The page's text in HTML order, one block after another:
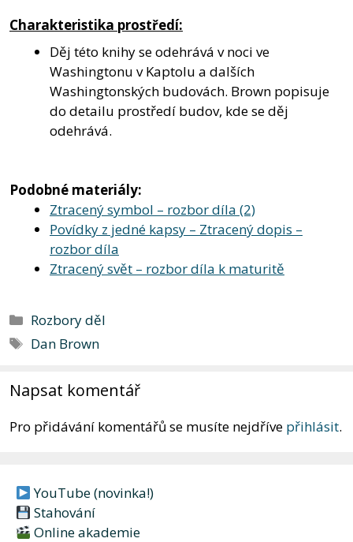
Charakteristika prostředí:
Děj této knihy se odehrává v noci ve
Washingtonu v Kaptolu a dalších
Washingtonských budovách. Brown popisuje
do detailu prostředí budov, kde se děj
odehrává.
Podobné materiály:
Ztracený symbol – rozbor díla (2)
Povídky z jedné kapsy – Ztracený dopis –
rozbor díla
Ztracený svět – rozbor díla k maturitě
Rubriky
Rozbory děl
Štítky
Dan Brown
Napsat komentář
Pro přidávání komentářů se musíte nejdříve přihlásit.
YouTube (novinka!)
Stahování
Online akademie